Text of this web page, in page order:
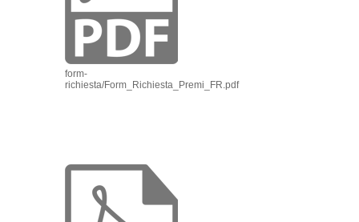
form-
richiesta/Form_Richiesta_Premi_FR.pdf